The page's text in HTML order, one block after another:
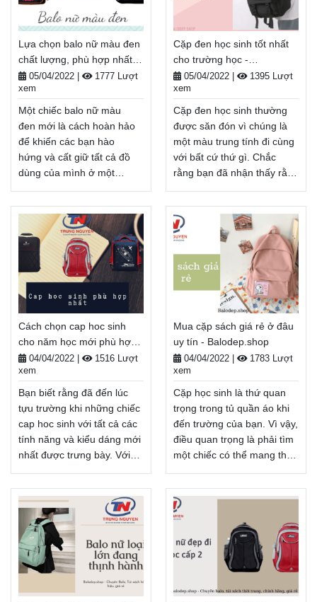
Balodep.shop|Chuyên Balo-
Túi xách–Vali đẹp.
FreeShip toàn quốc, Miễn
phí đổi trả hàng, Thanh
toán tiền khi nhận hàng.
Xem thêm
dõi bài viết dưới đây để
chọn một chiếc cặp cho
mình nhé!
Balodep.shop|Chuyên Balo-
Túi xách–Vali đẹp.
FreeShip toàn quốc, Miễn
phí đổi trả hàng, Thanh
toán tiền khi nhận hàng.
Xem thêm
Lựa chọn balo nữ màu đen
chất lượng, phù hợp nhất -
Balodep.shop
05/04/2022
1777 Lượt
xem
Một chiếc balo nữ màu
đen mới là cách hoàn hảo
để khiến các bạn hào
hứng và cất giữ tất cả đồ
dùng của mình ở một
sách balo dành cho nữ
sinh với các lựa chọn hợp
thời trang, thể thao và được
thiết kế một cách tiện lợi và
có tổ chức. Để tìm một
chiếc balo phù hợp với
mình nhất, bạn hãy theo
dõi bài viết dưới đây nhé!
Balodep.shop|Chuyên Balo-
Túi xách–Vali đẹp.
FreeShip toàn quốc, Miễn
phí đổi trả hàng, Thanh
toán tiền khi nhận hàng.
Xem thêm
Cặp đen học sinh tốt nhất
cho trường học -
Balodep.shop
05/04/2022
1395 Lượt
xem
Cặp đen học sinh thường
được săn đón vì chúng là
một màu trung tính đi cùng
với bất cứ thứ gì. Chắc
rằng bạn đã nhận thấy rằng
khác nói rằng họ đang xem
xét những chiếc cặp màu
đen để đi học, nhưng sau
đó họ lại đưa vào đó một
loạt những chiếc màu xám.
Nếu bạn thực sự muốn tìm
một chiếc cặp đen phù hợp
nhất để đi học, chúng tôi có
thể giúp bạn!
Balodep.shop|Chuyên Balo-
Túi xách–Vali đẹp.
FreeShip toàn quốc, Miễn
phí đổi trả hàng, Thanh
toán tiền khi nhận hàng.
Xem thêm
Cách chọn cap hoc sinh
cho năm học mới phù hợp
và an toàn - Balodep.shop
04/04/2022
1516 Lượt
xem
Bạn biết rằng đã đến lúc
tựu trường khi những chiếc
cap hoc sinh với tất cả các
tính năng và kiểu dáng mới
nhất được trưng bày. Với
rất nhiều sự lựa chọn đa
dạng, bạn có thể dễ dàng
đánh mất những thứ mình
cần trong chiếc cặp đi học
của mình. Vì vậy đây là một
vài mẹo đơn giản giúp bạn
chọn được chiếc cặp phù
Balodep.shop|Chuyên Balo-
Mua cặp sách giá rẻ ở đâu
uy tín - Balodep.shop
04/04/2022
1783 Lượt
xem
Cặp học sinh là thứ quan
trọng trong tủ quần áo khi
đến trường của bạn. Vì vậy,
điều quan trọng là phải tìm
một chiếc có thể mang theo
tất cả các vật dụng bạn cần
cho một ngày dài, cũng như
thoải mái, giá cả phải
chăng và phong cách.
Chúng tôi đã thử nghiệm
hàng chục chiếc cặp
sách giá rẻ với nhiều kiểu
viết dưới đây.